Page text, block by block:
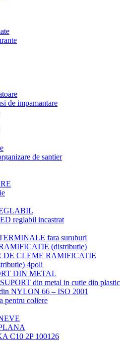
de impamantare
de santier
reglabil incastrat
fara suruburi
(distributie)
DE CLEME RAMIFICATIE
4poli
DIN METAL
din metal in cutie din plastic
NYLON 66 – ISO 2001
pentru coliere
C10 2P 100126